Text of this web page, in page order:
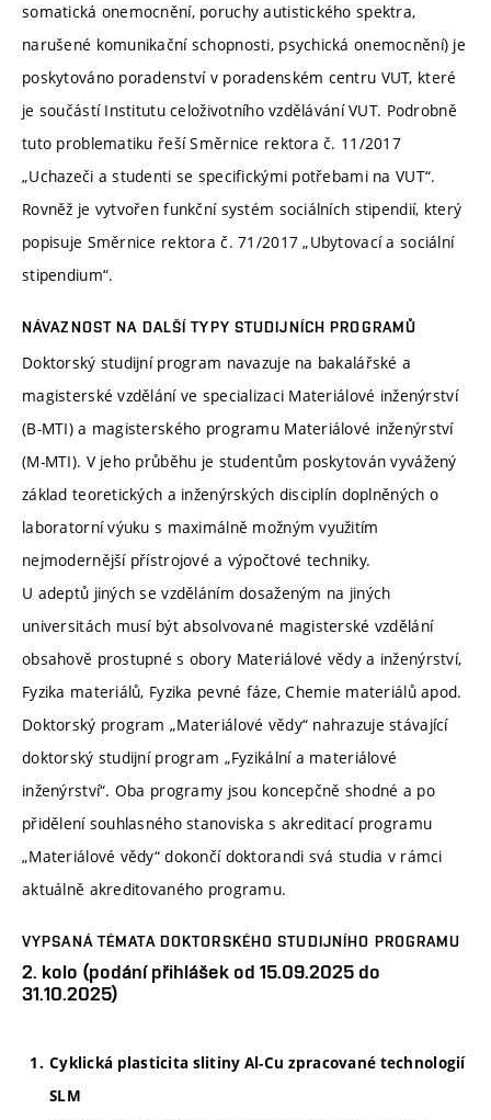
somatická onemocnění, poruchy autistického spektra,
narušené komunikační schopnosti, psychická onemocnění) je
poskytováno poradenství v poradenském centru VUT, které
je součástí Institutu celoživotního vzdělávání VUT. Podrobně
tuto problematiku řeší Směrnice rektora č. 11/2017
„Uchazeči a studenti se specifickými potřebami na VUT“.
Rovněž je vytvořen funkční systém sociálních stipendií, který
popisuje Směrnice rektora č. 71/2017 „Ubytovací a sociální
stipendium“.
NÁVAZNOST NA DALŠÍ TYPY STUDIJNÍCH PROGRAMŮ
Doktorský studijní program navazuje na bakalářské a
magisterské vzdělání ve specializaci Materiálové inženýrství
(B-MTI) a magisterského programu Materiálové inženýrství
(M-MTI). V jeho průběhu je studentům poskytován vyvážený
základ teoretických a inženýrských disciplín doplněných o
laboratorní výuku s maximálně možným využitím
nejmodernější přístrojové a výpočtové techniky.
U adeptů jiných se vzděláním dosaženým na jiných
universitách musí být absolvované magisterské vzdělání
obsahově prostupné s obory Materiálové vědy a inženýrství,
Fyzika materiálů, Fyzika pevné fáze, Chemie materiálů apod.
Doktorský program „Materiálové vědy“ nahrazuje stávající
doktorský studijní program „Fyzikální a materiálové
inženýrství“. Oba programy jsou koncepčně shodné a po
přidělení souhlasného stanoviska s akreditací programu
„Materiálové vědy“ dokončí doktorandi svá studia v rámci
aktuálně akreditovaného programu.
VYPSANÁ TÉMATA DOKTORSKÉHO STUDIJNÍHO PROGRAMU
2. kolo (podání přihlášek od 15.09.2025 do
31.10.2025)
Cyklická plasticita slitiny Al-Cu zpracované technologií
SLM